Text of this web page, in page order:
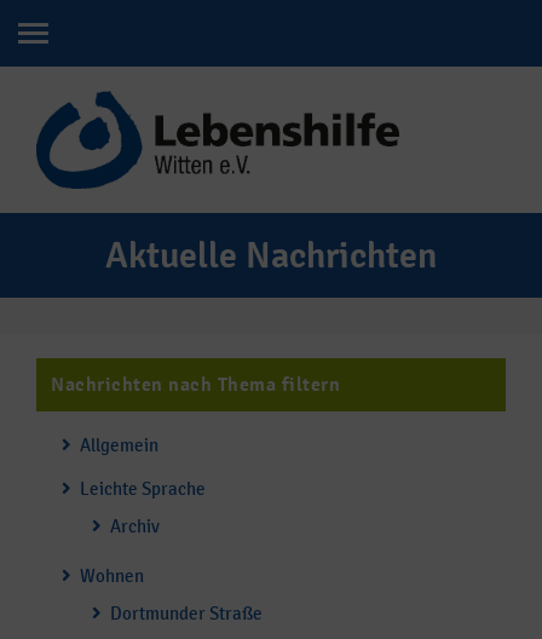
Aktuelle Nachrichten
Nachrichten nach Thema filtern
Allgemein
Leichte Sprache
Archiv
Wohnen
Dortmunder Straße